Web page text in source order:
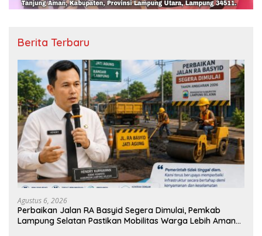
Berita Terbaru
Agustus 6, 2026
Perbaikan Jalan RA Basyid Segera Dimulai, Pemkab
Lampung Selatan Pastikan Mobilitas Warga Lebih Aman